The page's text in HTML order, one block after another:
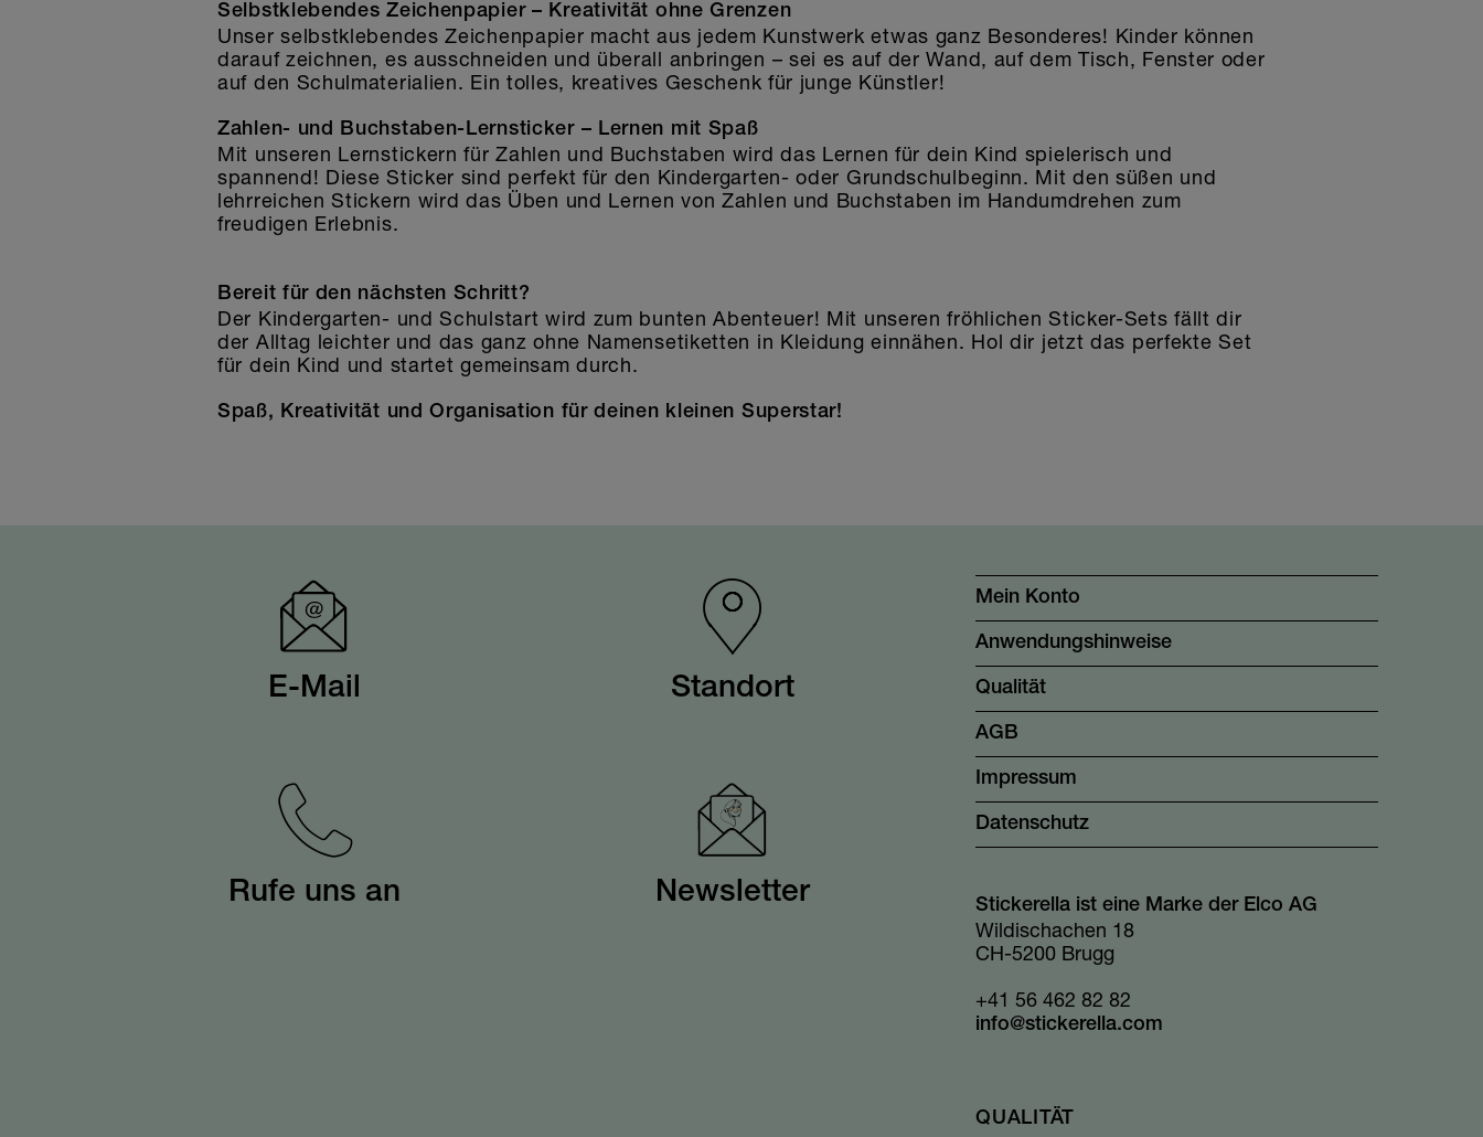
Selbstklebendes Zeichenpapier – Kreativität ohne Grenzen
Unser selbstklebendes Zeichenpapier macht aus jedem Kunstwerk etwas ganz Besonderes! Kinder können
darauf zeichnen, es ausschneiden und überall anbringen – sei es auf der Wand, auf dem Tisch, Fenster oder
auf den Schulmaterialien. Ein tolles, kreatives Geschenk für junge Künstler!
Zahlen- und Buchstaben-Lernsticker – Lernen mit Spaß
Mit unseren Lernstickern für Zahlen und Buchstaben wird das Lernen für dein Kind spielerisch und
spannend! Diese Sticker sind perfekt für den Kindergarten- oder Grundschulbeginn. Mit den süßen und
lehrreichen Stickern wird das Üben und Lernen von Zahlen und Buchstaben im Handumdrehen zum
freudigen Erlebnis.
Bereit für den nächsten Schritt?
Der Kindergarten- und Schulstart wird zum bunten Abenteuer! Mit unseren fröhlichen Sticker-Sets fällt dir
der Alltag leichter und das ganz ohne Namensetiketten in Kleidung einnähen. Hol dir jetzt das perfekte Set
für dein Kind und startet gemeinsam durch.
Spaß, Kreativität und Organisation für deinen kleinen Superstar!
E-Mail Standort
Rufe uns an Newsletter
Mein Konto
Anwendungshinweise
Qualität
AGB
Impressum
Datenschutz
Stickerella ist eine Marke der Elco AG
Wildischachen 18
CH-5200 Brugg
+41 56 462 82 82
info@stickerella.com
QUALITÄT